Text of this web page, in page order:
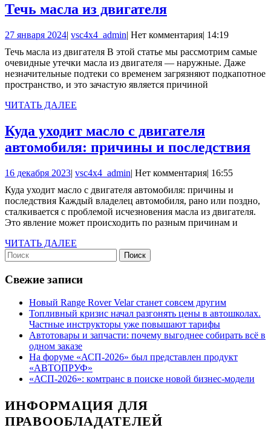
водитель
Течь масла из двигателяТечь
из
двигателя
27 января 202427
2024
| vsc4x4_adminvsc4x4_admin
| Нет комментария| 14:19
Течь масла из двигателя В этой статье мы рассмотрим самые
очевидные утечки масла из двигателя — наружные. Даже
незначительные подтеки со временем загрязняют подкапотное
пространство, и это зачастую является причиной
ЧИТАТЬ ДАЛЕЕ
Куда уходит масло с двигателя
автомобиля: причины и последствия
с
16 декабря 202316
2023
| vsc4x4_adminvsc4x4_admin
| Нет комментария| 16:55
Куда уходит масло с двигателя автомобиля: причины и
последствия Каждый владелец автомобиля, рано или поздно,
сталкивается с проблемой исчезновения масла из двигателя.
Это явление может происходить по разным причинам и
ЧИТАТЬ ДАЛЕЕ
Найти:
Свежие записи
Новый Range Rover Velar станет совсем другим
Топливный кризис начал разгонять цены в автошколах.
Частные инструкторы уже повышают тарифы
Автотовары и запчасти: почему выгоднее собирать всё в
одном заказе
На форуме «АСП-2026» был представлен продукт
«АВТОПРУФ»
«АСП-2026»: комтранс в поиске новой бизнес-модели
ИНФОРМАЦИЯ ДЛЯ
ПРАВООБЛАДАТЕЛЕЙ